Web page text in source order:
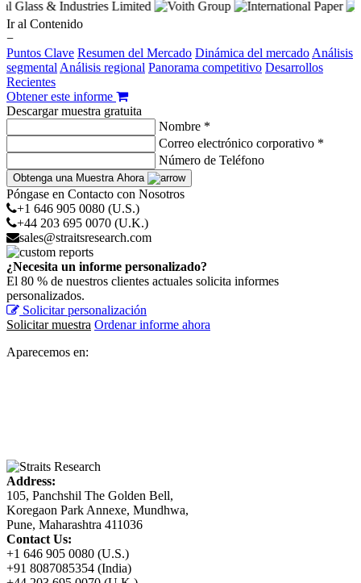
Ir al Contenido
−
Puntos Clave Resumen del Mercado Dinámica del mercado Análisis
segmental Análisis regional Panorama competitivo Desarrollos
Recientes
Obtener este informe
Descargar muestra gratuita
Nombre *
Correo electrónico corporativo *
Número de Teléfono
Obtenga una Muestra Ahora
Póngase en Contacto con Nosotros
+1 646 905 0080 (U.S.)
+44 203 695 0070 (U.K.)
sales@straitsresearch.com
¿Necesita un informe personalizado?
El 80 % de nuestros clientes actuales solicita informes
personalizados.
Solicitar personalización
Solicitar muestra Ordenar informe ahora
Aparecemos en:
Address:
105, Panchshil The Golden Bell,
Koregaon Park Annexe, Mundhwa,
Pune, Maharashtra 411036
Contact Us:
+1 646 905 0080 (U.S.)
+91 8087085354 (India)